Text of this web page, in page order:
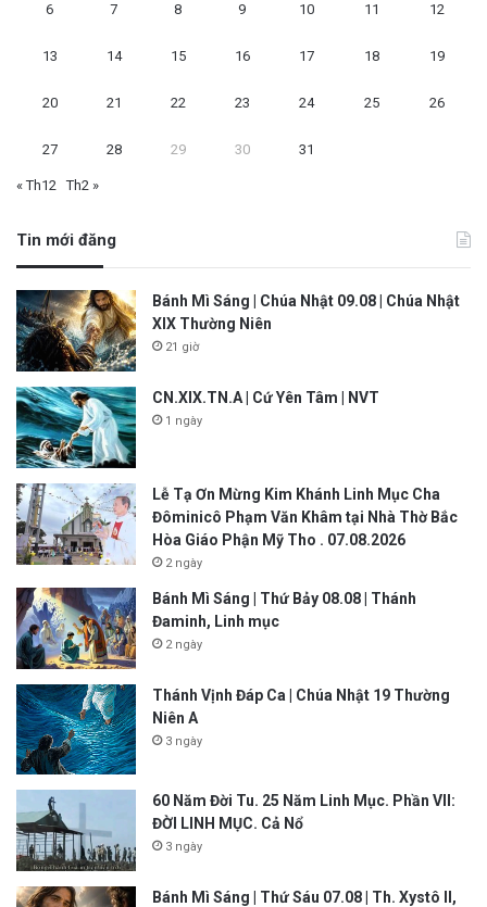
6 7 8 9 10 11 12
13 14 15 16 17 18 19
20 21 22 23 24 25 26
27 28 29 30 31
« Th12 Th2 »
Tin mới đăng
Bánh Mì Sáng | Chúa Nhật 09.08 | Chúa Nhật
XIX Thường Niên
21 giờ
CN.XIX.TN.A | Cứ Yên Tâm | NVT
1 ngày
Lễ Tạ Ơn Mừng Kim Khánh Linh Mục Cha
Đôminicô Phạm Văn Khâm tại Nhà Thờ Bắc
Hòa Giáo Phận Mỹ Tho . 07.08.2026
2 ngày
Bánh Mì Sáng | Thứ Bảy 08.08 | Thánh
Đaminh, Linh mục
2 ngày
Thánh Vịnh Đáp Ca | Chúa Nhật 19 Thường
Niên A
3 ngày
60 Năm Đời Tu. 25 Năm Linh Mục. Phần VII:
ĐỜI LINH MỤC. Cả Nổ
3 ngày
Bánh Mì Sáng | Thứ Sáu 07.08 | Th. Xystô II,